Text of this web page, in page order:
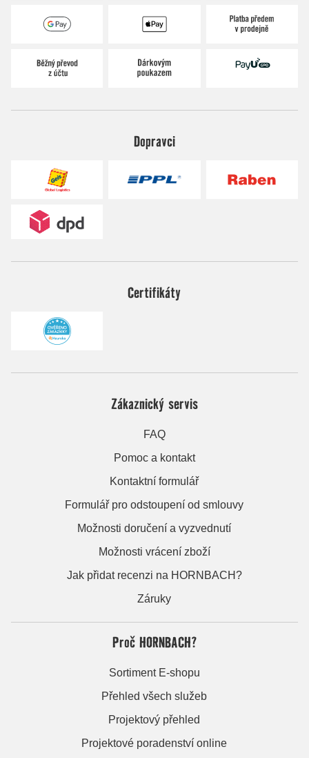
Dopravci
Certifikáty
Zákaznický servis
FAQ
Pomoc a kontakt
Kontaktní formulář
Formulář pro odstoupení od smlouvy
Možnosti doručení a vyzvednutí
Možnosti vrácení zboží
Jak přidat recenzi na HORNBACH?
Záruky
Proč HORNBACH?
Sortiment E-shopu
Přehled všech služeb
Projektový přehled
Projektové poradenství online